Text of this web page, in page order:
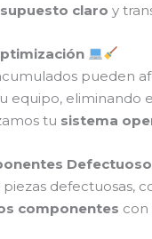
claro y
pueden
equipo, eliminando
tu sistema
defectuosas,
componentes con